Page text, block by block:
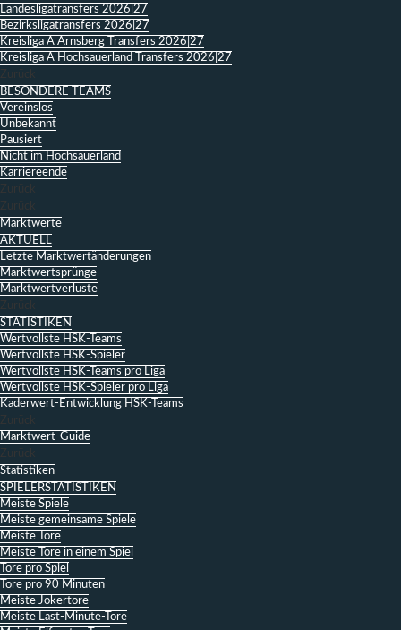
Landesligatransfers 2026|27
Bezirksligatransfers 2026|27
Kreisliga A Arnsberg Transfers 2026|27
Kreisliga A Hochsauerland Transfers 2026|27
Zurück
BESONDERE TEAMS
Vereinslos
Unbekannt
Pausiert
Nicht im Hochsauerland
Karriereende
Zurück
Zurück
Marktwerte
AKTUELL
Letzte Marktwertänderungen
Marktwertsprünge
Marktwertverluste
Zurück
STATISTIKEN
Wertvollste HSK-Teams
Wertvollste HSK-Spieler
Wertvollste HSK-Teams pro Liga
Wertvollste HSK-Spieler pro Liga
Kaderwert-Entwicklung HSK-Teams
Zurück
Marktwert-Guide
Zurück
Statistiken
SPIELERSTATISTIKEN
Meiste Spiele
Meiste gemeinsame Spiele
Meiste Tore
Meiste Tore in einem Spiel
Tore pro Spiel
Tore pro 90 Minuten
Meiste Jokertore
Meiste Last-Minute-Tore